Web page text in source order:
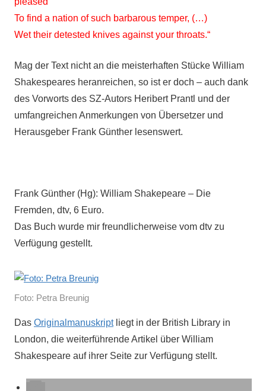
To find a nation of such barbarous temper, (…)
Wet their detested knives against your throats.“
Mag der Text nicht an die meisterhaften Stücke William
Shakespeares heranreichen, so ist er doch – auch dank
des Vorworts des SZ-Autors Heribert Prantl und der
umfangreichen Anmerkungen von Übersetzer und
Herausgeber Frank Günther lesenswert.
Frank Günther (Hg): William Shakepeare – Die
Fremden, dtv, 6 Euro.
Das Buch wurde mir freundlicherweise vom dtv zu
Verfügung gestellt.
Foto: Petra Breunig
Das Originalmanuskriptliegt in der British Library in
London, die weiterführende Artikel über William
Shakespeare auf ihrer Seite zur Verfügung stellt.